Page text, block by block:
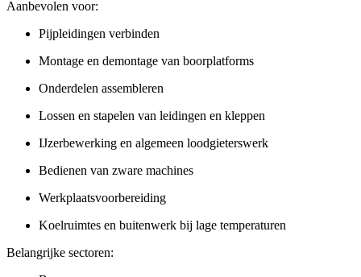
Aanbevolen voor:
Pijpleidingen verbinden
Montage en demontage van boorplatforms
Onderdelen assembleren
Lossen en stapelen van leidingen en kleppen
IJzerbewerking en algemeen loodgieterswerk
Bedienen van zware machines
Werkplaatsvoorbereiding
Koelruimtes en buitenwerk bij lage temperaturen
Belangrijke sectoren: